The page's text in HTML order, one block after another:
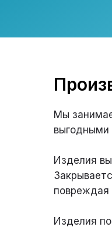
Мы
выгодными
Изделия
повреждая
Изделия